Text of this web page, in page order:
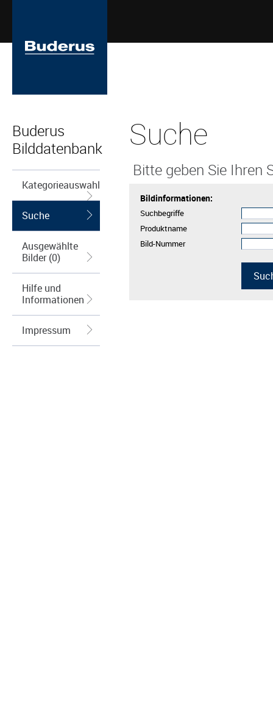
Buderus
Bilddatenbank
Kategorieauswahl
Suche
Ausgewählte
Bilder (0)
Hilfe und
Informationen
Impressum
Suche
Bitte geben Sie Ihren
Bildinformationen:
Suchbegriffe
Produktname
Bild-Nummer